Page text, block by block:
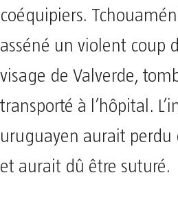
coéquipiers.
asséné un violent coup
visage de Valverde,
transporté à l’hôpital.
uruguayen aurait perdu
et aurait dû être suturé.